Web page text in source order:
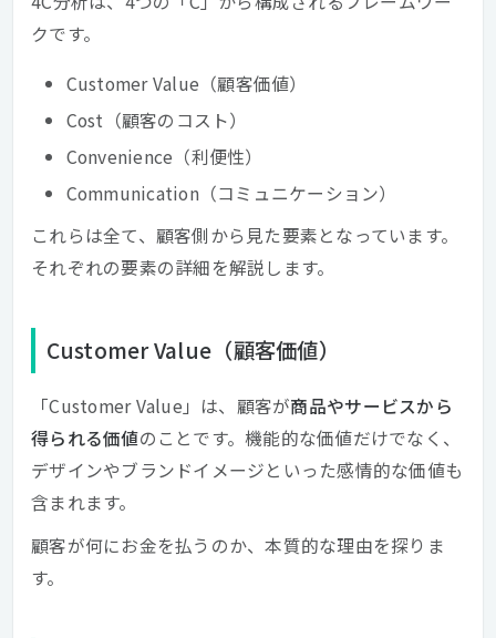
クです。
Customer Value（顧客価値）
Cost（顧客のコスト）
Convenience（利便性）
Communication（コミュニケーション）
これらは全て、顧客側から見た要素となっています。
それぞれの要素の詳細を解説します。
Customer Value（顧客価値）
「Customer Value」は、顧客が商品やサービスから
得られる価値のことです。機能的な価値だけでなく、
デザインやブランドイメージといった感情的な価値も
含まれます。
顧客が何にお金を払うのか、本質的な理由を探りま
す。